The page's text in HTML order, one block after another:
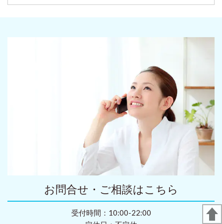
お問合せ・ご相談はこちら
受付時間：10:00-22:00